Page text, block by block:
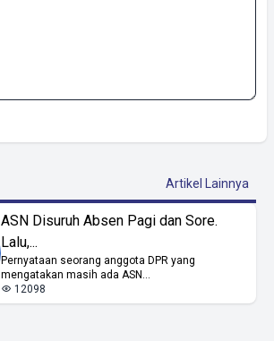
Artikel Lainnya
ASN Disuruh Absen Pagi dan Sore.
Lalu,...
Pernyataan seorang anggota DPR yang
mengatakan masih ada ASN...
12098